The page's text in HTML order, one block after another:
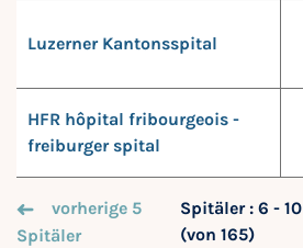
Luzerner Kantonsspital
HFR hôpital fribourgeois -
freiburger spital
vorherige 5
Spitäler
Spitäler : 6 - 10
(von 165)